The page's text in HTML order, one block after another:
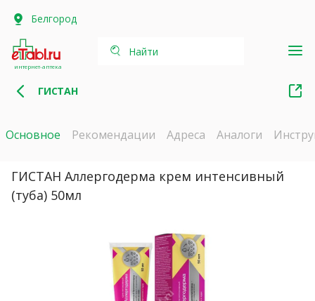
Белгород
интернет-аптека
Найти
ГИСТАН
Основное Рекомендации Адреса Аналоги
ГИСТАН Аллергодерма крем интенсивный
(туба) 50мл